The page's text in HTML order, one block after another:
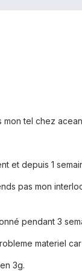
tel chez
et depuis 1
pas mon
pendant 3
materiel
3g.